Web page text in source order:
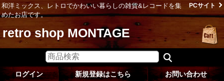
和洋ミックス、レトロでかわいい暮らしの雑貨&レコードを集
めたお店です。
PCサイト
retro shop MONTAGE
ログイン 新規登録はこちら お問い合わせ